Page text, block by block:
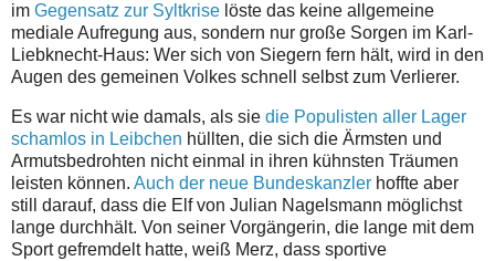
im Gegensatz zur Syltkrise löste das keine allgemeine
mediale Aufregung aus, sondern nur große Sorgen im Karl-
Liebknecht-Haus: Wer sich von Siegern fern hält, wird in den
Augen des gemeinen Volkes schnell selbst zum Verlierer.
Es war nicht wie damals, als sie die Populisten aller Lager
schamlos in Leibchen hüllten, die sich die Ärmsten und
Armutsbedrohten nicht einmal in ihren kühnsten Träumen
leisten können. Auch der neue Bundeskanzler hoffte aber
still darauf, dass die Elf von Julian Nagelsmann möglichst
lange durchhält. Von seiner Vorgängerin, die lange mit dem
Sport gefremdelt hatte, weiß Merz, dass sportive